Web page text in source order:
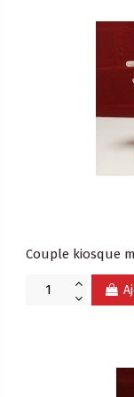
Couple kiosque